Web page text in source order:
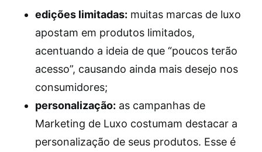
edições limitadas: muitas marcas de luxo
apostam em produtos limitados,
acentuando a ideia de que “poucos terão
acesso”, causando ainda mais desejo nos
consumidores;
personalização: as campanhas de
Marketing de Luxo costumam destacar a
personalização de seus produtos. Esse é